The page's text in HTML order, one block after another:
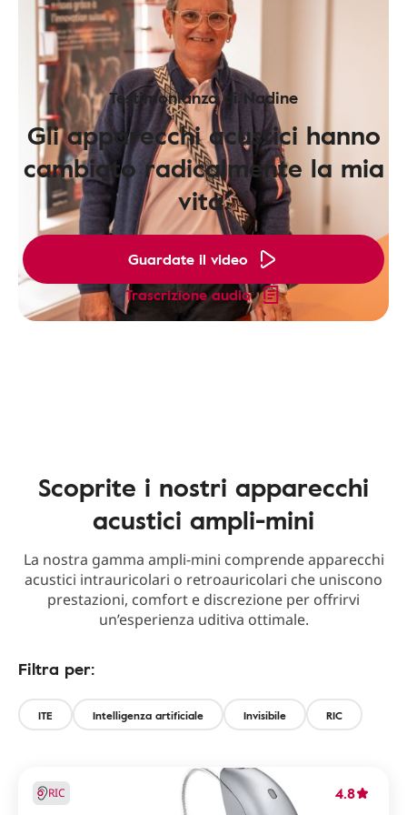
Testimonianza di Nadine
Gli apparecchi acustici hanno
cambiato radicalmente la mia
vita.
Guardate il video
Trascrizione audio
Scoprite i nostri apparecchi
acustici ampli-mini
La nostra gamma ampli-mini comprende apparecchi
acustici intrauricolari o retroauricolari che uniscono
prestazioni, comfort e discrezione per offrirvi
un’esperienza uditiva ottimale.
Filtra per:
ITE Intelligenza artificiale Invisibile RIC
RIC 4.8